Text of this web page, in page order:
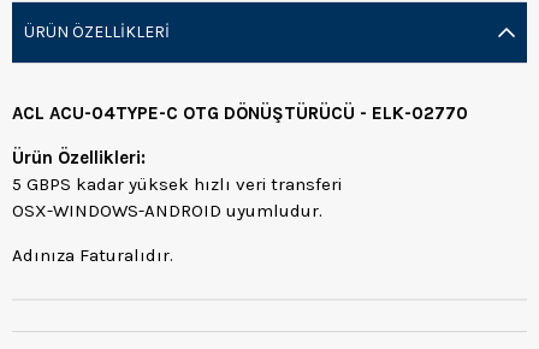
ÜRÜN ÖZELLIKLERI
ACL ACU-04TYPE-C OTG DÖNÜŞTÜRÜCÜ - ELK-02770
Ürün Özellikleri:
5 GBPS kadar yüksek hızlı veri transferi
OSX-WINDOWS-ANDROID uyumludur.
Adınıza Faturalıdır.